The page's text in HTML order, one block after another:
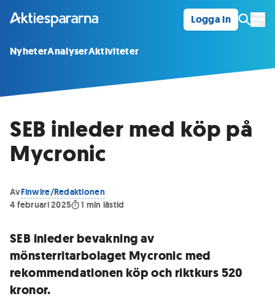
Logga in
NyheterAnalyserAktiviteter
SEB inleder med köp på
Mycronic
AvFinwire/Redaktionen
4 februari 2025
1 min lästid
SEB inleder bevakning av
mönsterritarbolaget Mycronic med
rekommendationen köp och riktkurs 520
kronor.